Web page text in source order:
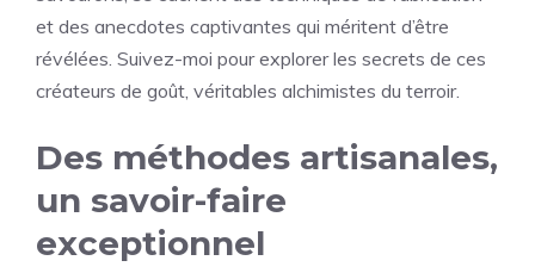
et des anecdotes captivantes qui méritent d’être
révélées. Suivez-moi pour explorer les secrets de ces
créateurs de goût, véritables alchimistes du terroir.
Des méthodes artisanales,
un savoir-faire
exceptionnel